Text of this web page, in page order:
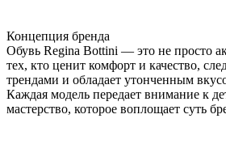
Концепция бренда
Обувь Regina Bottini — это не просто
тех, кто ценит комфорт и качество,
трендами и обладает утонченным
Каждая модель передает внимание к
мастерство, которое воплощает суть